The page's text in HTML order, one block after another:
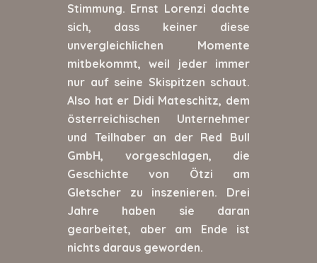
Stimmung. Ernst Lorenzi dachte
sich, dass keiner diese
unvergleichlichen Momente
mitbekommt, weil jeder immer
nur auf seine Skispitzen schaut.
Also hat er Didi Mateschitz, dem
österreichischen Unternehmer
und Teilhaber an der Red Bull
GmbH, vorgeschlagen, die
Geschichte von Ötzi am
Gletscher zu inszenieren. Drei
Jahre haben sie daran
gearbeitet, aber am Ende ist
nichts daraus geworden.